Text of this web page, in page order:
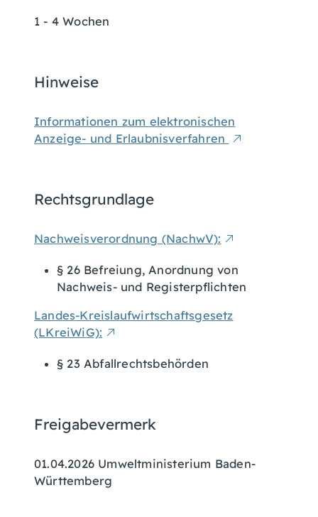
1 - 4 Wochen
Hinweise
Informationen zum elektronischen
Anzeige- und Erlaubnisverfahren
Rechtsgrundlage
Nachweisverordnung (NachwV):
§ 26 Befreiung, Anordnung von
Nachweis- und Registerpflichten
Landes-Kreislaufwirtschaftsgesetz
(LKreiWiG):
§ 23 Abfallrechtsbehörden
Freigabevermerk
01.04.2026 Umweltministerium Baden-
Württemberg